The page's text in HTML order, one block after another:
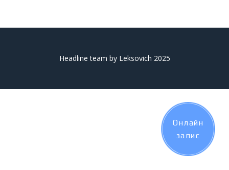
Headline team by Leksovich 2025
Онлайн
запис